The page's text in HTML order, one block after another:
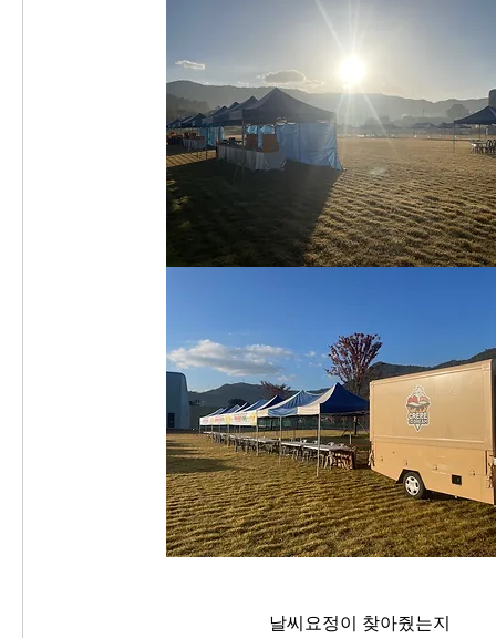
날씨요정이 찾아줬는지